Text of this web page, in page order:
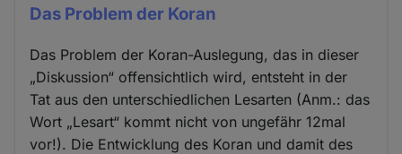
Das Problem der Koran
Das Problem der Koran-Auslegung, das in dieser
„Diskussion“ offensichtlich wird, entsteht in der
Tat aus den unterschiedlichen Lesarten (Anm.: das
Wort „Lesart“ kommt nicht von ungefähr 12mal
vor!). Die Entwicklung des Koran und damit des